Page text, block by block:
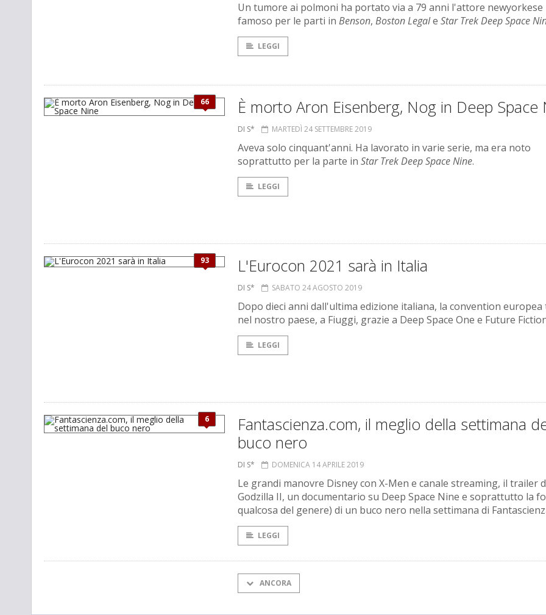
Un tumore ai polmoni ha portato via a 79 anni l'attore newyorkese
famoso per le parti in Benson, Boston Legale Star Trek Deep Space
LEGGI
66 È morto Aron Eisenberg, Nog in Deep Space
DI S* MARTEDÌ 24 SETTEMBRE 2019
Aveva solo cinquant'anni. Ha lavorato in varie serie, ma era noto
soprattutto per la parte in Star Trek Deep Space Nine.
LEGGI
93 L'Eurocon 2021 sarà in Italia
DI S* SABATO 24 AGOSTO 2019
Dopo dieci anni dall'ultima edizione italiana, la convention
nel nostro paese, a Fiuggi, grazie a Deep Space One e Future
LEGGI
6
Fantascienza.com, il meglio della settimana
buco nero
DI S* DOMENICA 14 APRILE 2019
Le grandi manovre Disney con X-Men e canale streaming, il trailer
Godzilla II, un documentario su Deep Space Nine e soprattutto la
qualcosa del genere) di un buco nero nella settimana di
LEGGI
ANCORA